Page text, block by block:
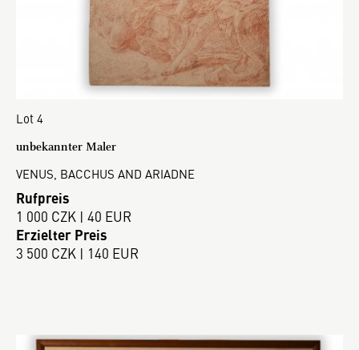
Lot 4
unbekannter Maler
VENUS, BACCHUS AND ARIADNE
Rufpreis
1 000 CZK | 40 EUR
Erzielter Preis
3 500 CZK | 140 EUR